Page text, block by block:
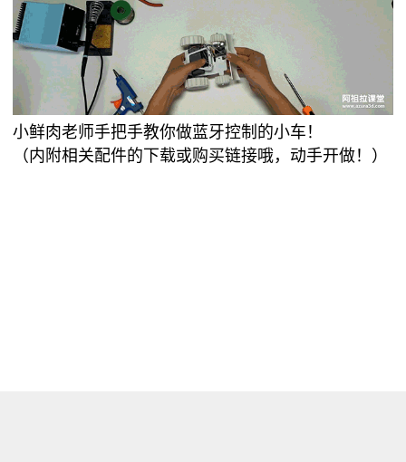
小鲜肉老师手把手教你做蓝牙控制的小车！
（内附相关配件的下载或购买链接哦，动手开做！）